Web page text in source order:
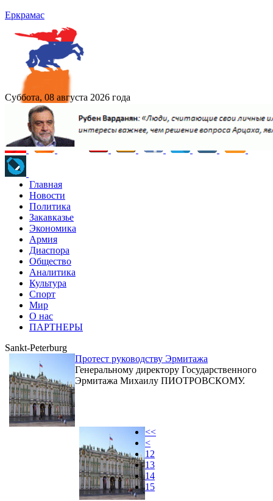
Еркрамас
Суббота, 08 августа 2026 года
Главная
Новости
Политика
Закавказье
Экономика
Армия
Диаспора
Общество
Аналитика
Культура
Спорт
Мир
О нас
ПАРТНЕРЫ
Sankt-Peterburg
Протест руководству Эрмитажа
Генеральному директору Государственного
Эрмитажа Михаилу ПИОТРОВСКОМУ.
<<
<
12
13
14
15